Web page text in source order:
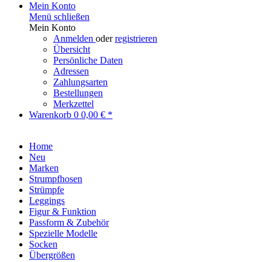
Mein Konto
Menü schließen
Mein Konto
Anmelden oderregistrieren
Übersicht
Persönliche Daten
Adressen
Zahlungsarten
Bestellungen
Merkzettel
Warenkorb 0 0,00 € *
Home
Neu
Marken
Strumpfhosen
Strümpfe
Leggings
Figur & Funktion
Passform & Zubehör
Spezielle Modelle
Socken
Übergrößen